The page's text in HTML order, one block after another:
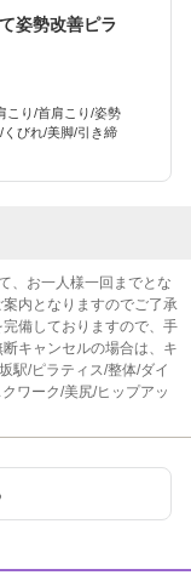
姿勢改善ピラ
こり/首肩こり/姿勢
びれ/美脚/引き締
、お一人様一回までとな
内となりますのでご了承
備しておりますので、手
キャンセルの場合は、キ
駅/ピラティス/整体/ダイ
ワーク/美尻/ヒップアッ